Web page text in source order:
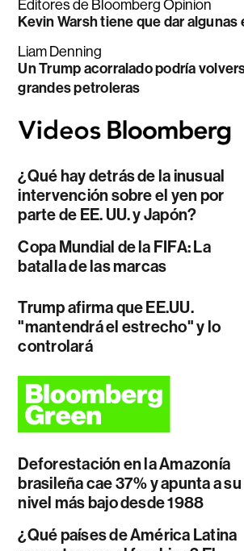
Editores de Bloomberg Opinion
Kevin Warsh tiene que dar
Liam Denning
Un Trump acorralado podría
grandes petroleras
¿Qué hay detrás de la inusual
intervención sobre el yen por
parte de EE. UU. y Japón?
Copa Mundial de la FIFA: La
batalla de las marcas
Trump afirma que EE.UU.
"mantendrá el estrecho" y lo
controlará
Deforestación en la Amazonía
brasileña cae 37% y apunta a su
nivel más bajo desde 1988
¿Qué países de América Latina